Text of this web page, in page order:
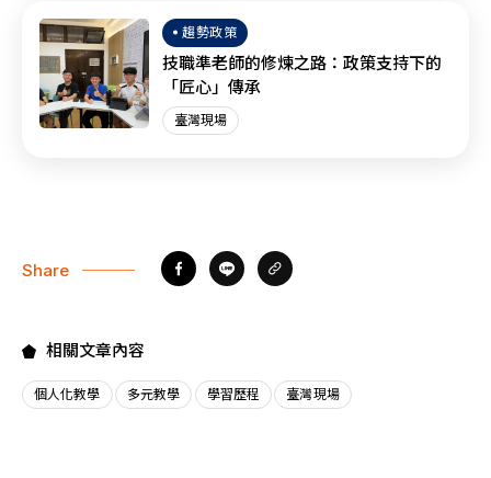
趨勢政策
技職準老師的修煉之路：政策支持下的
「匠心」傳承
臺灣現場
Share
相關文章內容
個人化教學 多元教學 學習歷程 臺灣現場